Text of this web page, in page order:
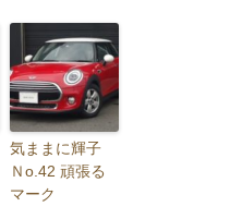
気ままに輝子
Ｎo.42 頑張る
マーク